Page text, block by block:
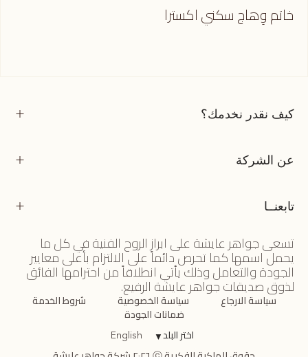
خاتم وِهاج سكني اكسترا
كيف نقدر نخدمك؟
عن الشركة
تابعنــا
تسعى جواهر عايشة على ابراز الروح الفنية في كل ما
يحمل اسمها كما تحرص دائماً على الالتزام بأعلى معايير
الجودة والتعامل وذلك يأتي انطلاقاً من احترامها الفائق
لذوق صديقات جواهر عايشة الرفيع.
سياسة الارجاع سياسة الخصوصية شروط الخدمة
ضمانات الجودة
اختر البلد▼
English